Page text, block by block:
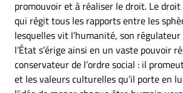
promouvoir et à réaliser le droit. Le
qui régit tous les rapports entre les
lesquelles vit l’humanité, son
l’État s’érige ainsi en un vaste pouvoir
conservateur de l’ordre social : il
et les valeurs culturelles qu’il porte en